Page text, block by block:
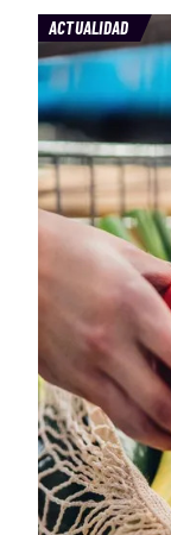
ACTUALIDAD